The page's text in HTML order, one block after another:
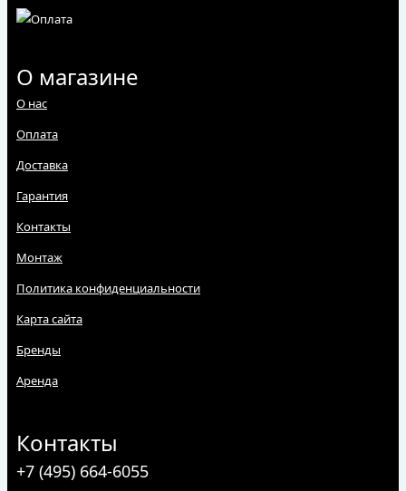
О магазине
О нас
Оплата
Доставка
Гарантия
Контакты
Монтаж
Политика конфиденциальности
Карта сайта
Бренды
Аренда
Контакты
+7 (495) 664-6055